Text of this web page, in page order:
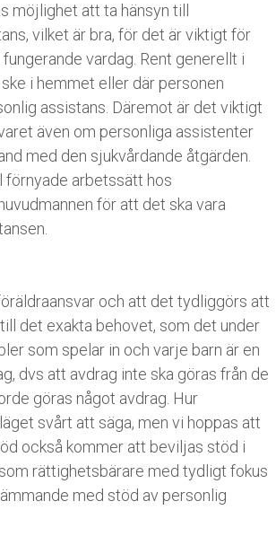
möjlighet att ta hänsyn till
vilket är bra, för det är viktigt för
vardag. Rent generellt i
i hemmet eller där personen
assistans. Däremot är det viktigt
även om personliga assistenter
med den sjukvårdande åtgärden.
förnyade arbetssätt hos
för att det ska vara
och att det tydliggörs att
det exakta behovet, som det under
som spelar in och varje barn är en
dvs att avdrag inte ska göras från de
göras något avdrag. Hur
svårt att säga, men vi hoppas att
också kommer att beviljas stöd i
rättighetsbärare med tydligt fokus
med stöd av personlig